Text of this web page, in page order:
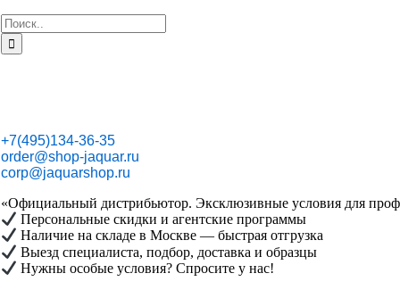
Результат
поиска:
+7(495)134-36-35
order@shop-jaquar.ru
corp@jaquarshop.ru
«Официальный дистрибьютор. Эксклюзивные условия для
Персональные скидки и агентские программы
Наличие на складе в Москве — быстрая отгрузка
Выезд специалиста, подбор, доставка и образцы
Нужны особые условия? Спросите у нас!